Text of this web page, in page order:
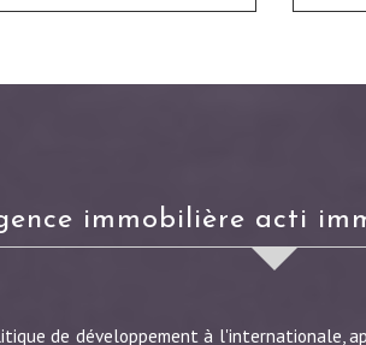
immobilière acti
de développement à l'internationale,